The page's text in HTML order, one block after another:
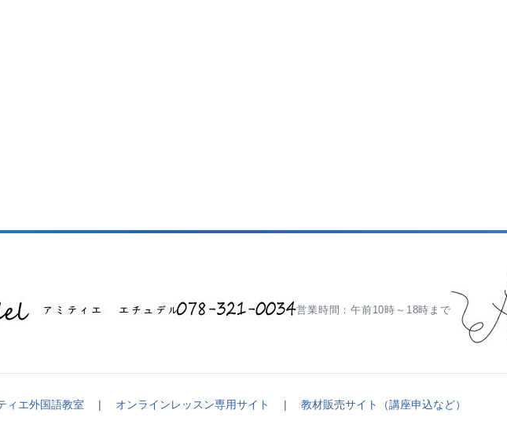
営業時間：午前10時～18時まで
ィエ外国語教室 | オンラインレッスン専用サイト | 教材販売サイト（講座申込など）